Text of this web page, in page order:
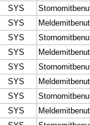
SYS
SYS
SYS
SYS
SYS
SYS
SYS
SYS